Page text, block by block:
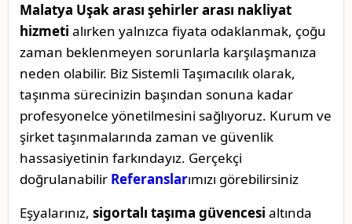
Malatya Uşak arası şehirler arası nakliyat
hizmeti alırken yalnızca fiyata odaklanmak, çoğu
zaman beklenmeyen sorunlarla karşılaşmanıza
neden olabilir. Biz Sistemli Taşımacılık olarak,
taşınma sürecinizin başından sonuna kadar
profesyonelce yönetilmesini sağlıyoruz. Kurum ve
şirket taşınmalarında zaman ve güvenlik
hassasiyetinin farkındayız. Gerçekçi
doğrulanabilir Referanslarımızı görebilirsiniz
Eşyalarınız, sigortalı taşıma güvencesi altında